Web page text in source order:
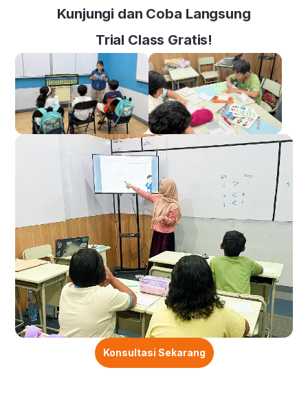
Kunjungi dan Coba Langsung
Trial Class Gratis!
Konsultasi Sekarang